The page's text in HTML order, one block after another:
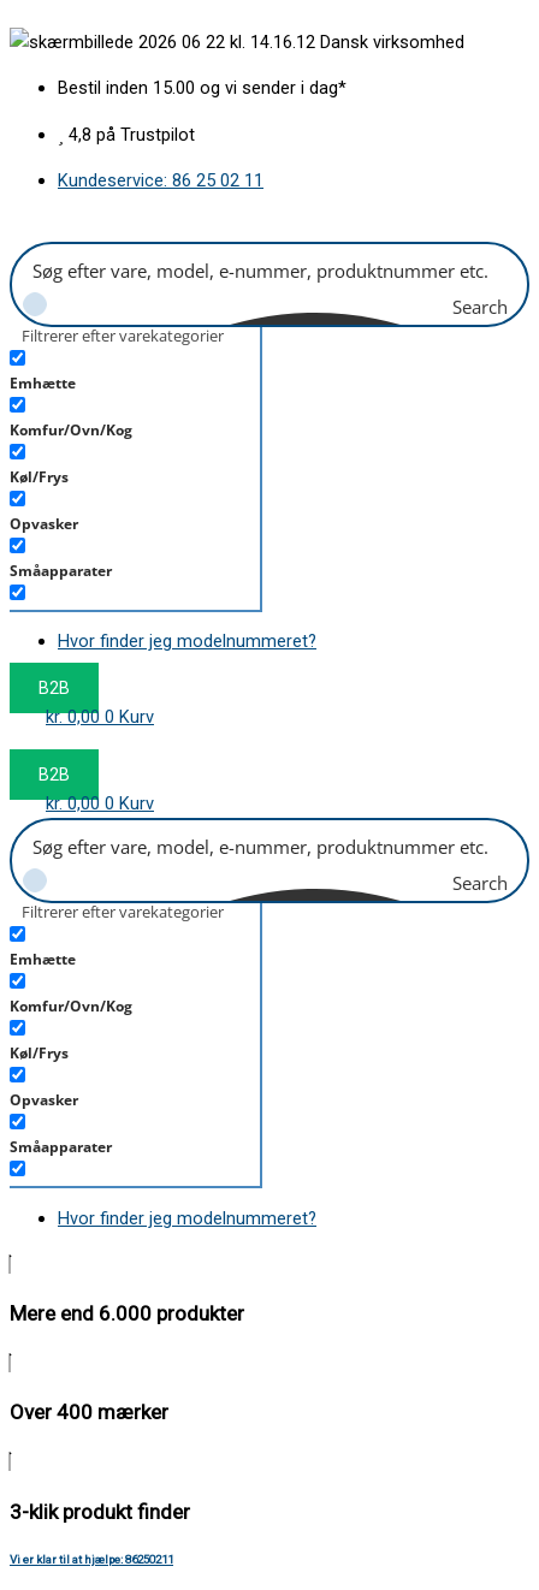
til
Dansk virksomhed
Bestil inden 15.00 og vi sender i dag*
4,8 på Trustpilot
Kundeservice: 86 25 02 11
Search
Filtrerer efter varekategorier
Emhætte
Komfur/Ovn/Kog
Køl/Frys
Opvasker
Småapparater
Støvsuger
Tørretumbler
Tilbehør/Plejemidler
Hvor finder jeg modelnummeret?
B2B
kr.0,00 0 Kurv
B2B
kr.0,00 0 Kurv
Search
Filtrerer efter varekategorier
Emhætte
Komfur/Ovn/Kog
Køl/Frys
Opvasker
Småapparater
Støvsuger
Hvor finder jeg modelnummeret?
Mere end 6.000 produkter
Over 400 mærker
3-klik produkt finder
Vi er klar til at hjælpe: 86250211
Ø165mm